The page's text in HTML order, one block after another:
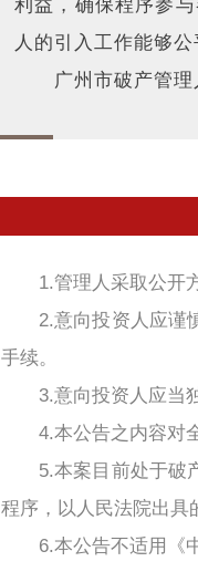
利益，确保程序参
人的引入工作能够
广州市破产管
1.管理人采取公开
2.意向投资人应谨
手续。
3.意向投资人应当
4.本公告之内容对
5.本案目前处于破
程序，以人民法院出具
6.本公告不适用《